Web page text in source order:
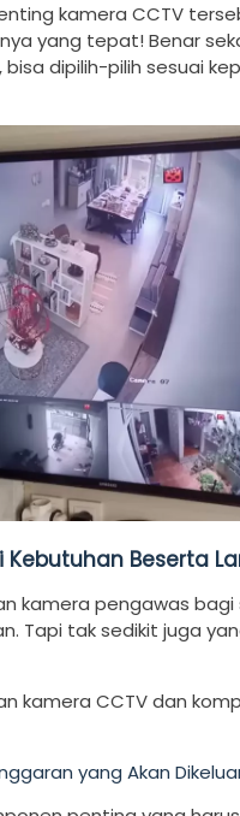
kamera CCTV
yang tepat! Benar
dipilih-pilih sesuai
Kebutuhan Beserta
kamera pengawas
Tapi tak sedikit juga
kamera CCTV dan
yang Akan